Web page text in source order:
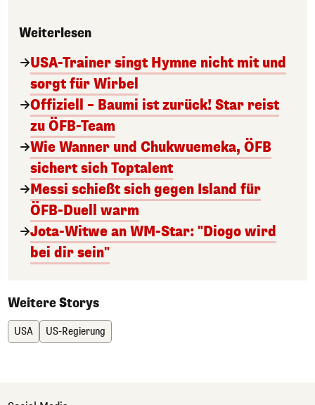
Weiterlesen
USA-Trainer singt Hymne nicht mit und
sorgt für Wirbel
Offiziell – Baumi ist zurück! Star reist
zu ÖFB-Team
Wie Wanner und Chukwuemeka, ÖFB
sichert sich Toptalent
Messi schießt sich gegen Island für
ÖFB-Duell warm
Jota-Witwe an WM-Star: "Diogo wird
bei dir sein"
Weitere Storys
USA US-Regierung